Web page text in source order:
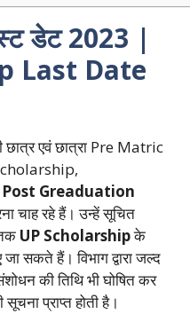
डेट 2023 |
Last Date
छात्र एवं छात्रा Pre Matric
Post Greaduation
चाह रहे हैं। उन्हें सूचित
UP Scholarshipके
सकते हैं। विभाग द्वारा जल्द
की तिथि भी घोषित कर
प्राप्त होती है।